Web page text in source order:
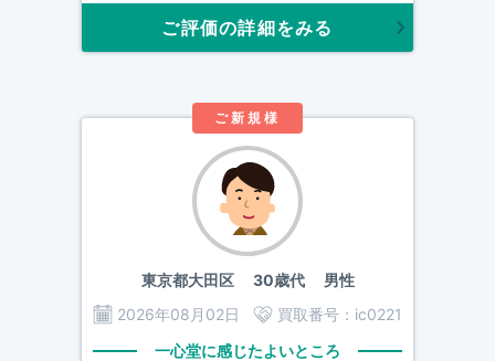
ご評価の詳細をみる
ご新規様
東京都大田区30歳代 男性
2026年08月02日
買取番号： ic0221
一心堂に感じたよいところ